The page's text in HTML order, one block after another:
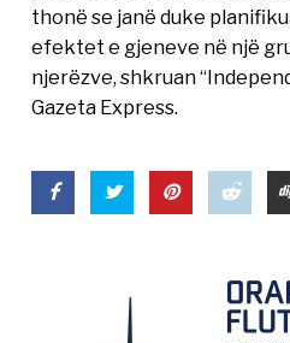
thonë se janë duke
efektet e gjeneve në një
njerëzve, shkruan
Gazeta Express.